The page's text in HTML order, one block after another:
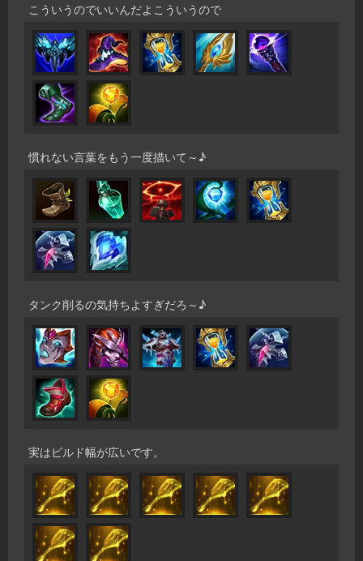
こういうのでいいんだよこういうので
慣れない言葉をもう一度描いて～♪
タンク削るの気持ちよすぎだろ～♪
実はビルド幅が広いです。